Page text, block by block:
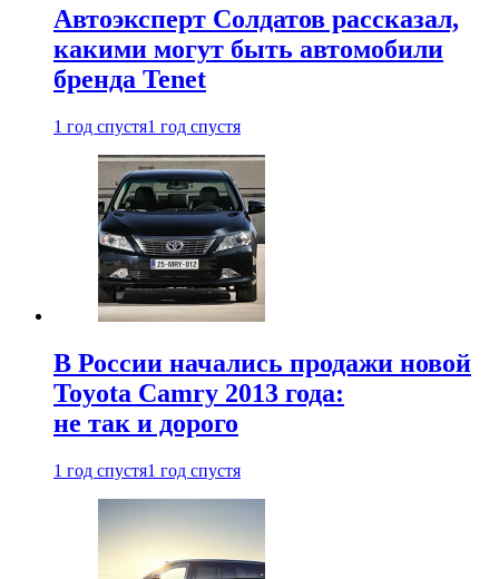
Автоэксперт Солдатов рассказал,
какими могут быть автомобили
бренда Tenet
1 год спустя1 год спустя
В России начались продажи новой
Toyota Camry 2013 года:
не так и дорого
1 год спустя1 год спустя